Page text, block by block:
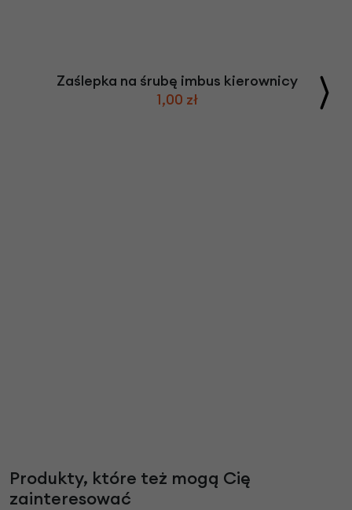
Zaślepka na śrubę imbus kierownicy
1,00 zł
Produkty, które też mogą Cię
zainteresować